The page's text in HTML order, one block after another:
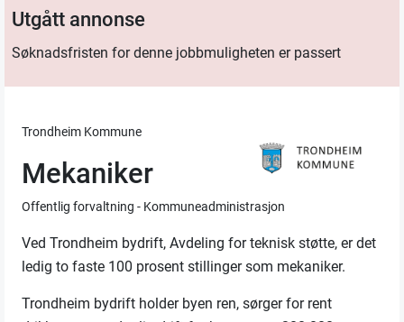
Utgått annonse
Søknadsfristen for denne jobbmuligheten er passert
Trondheim Kommune
Mekaniker
Offentlig forvaltning - Kommuneadministrasjon
Ved Trondheim bydrift, Avdeling for teknisk støtte, er det
ledig to faste 100 prosent stillinger som mekaniker.
Trondheim bydrift holder byen ren, sørger for rent